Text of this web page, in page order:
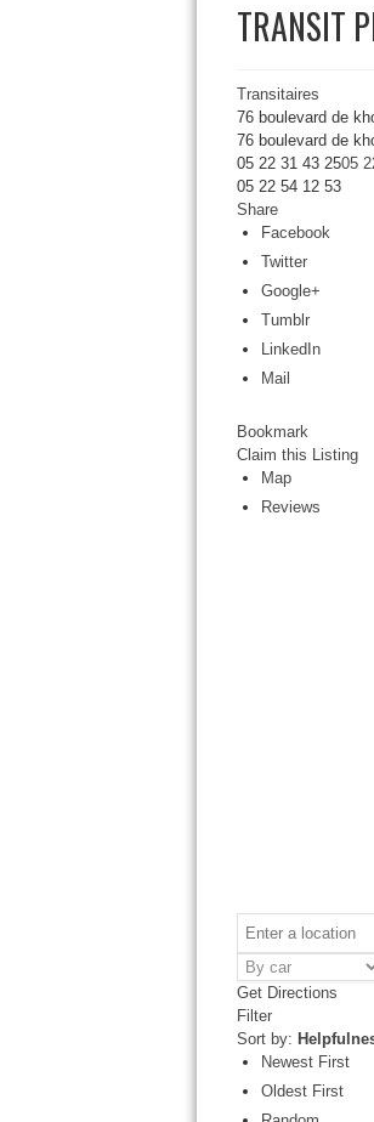
TRANSIT
Transitaires
76 boulevard de
76 boulevard de
05 22 31 43 2505
05 22 54 12 53
Share
Facebook
Twitter
Google+
Tumblr
LinkedIn
Mail
Bookmark
Claim this Listing
Map
Reviews
Get Directions
Filter
Sort by:
Newest First
Oldest First